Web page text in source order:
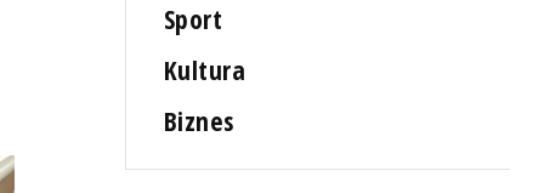
Sport
Kultura
Biznes